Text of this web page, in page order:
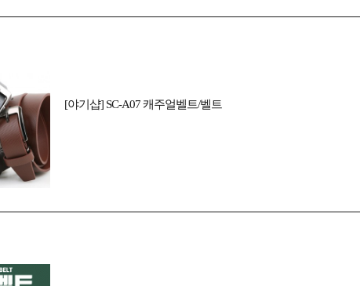
[야기샵] SC-A07 캐주얼벨트/벨트